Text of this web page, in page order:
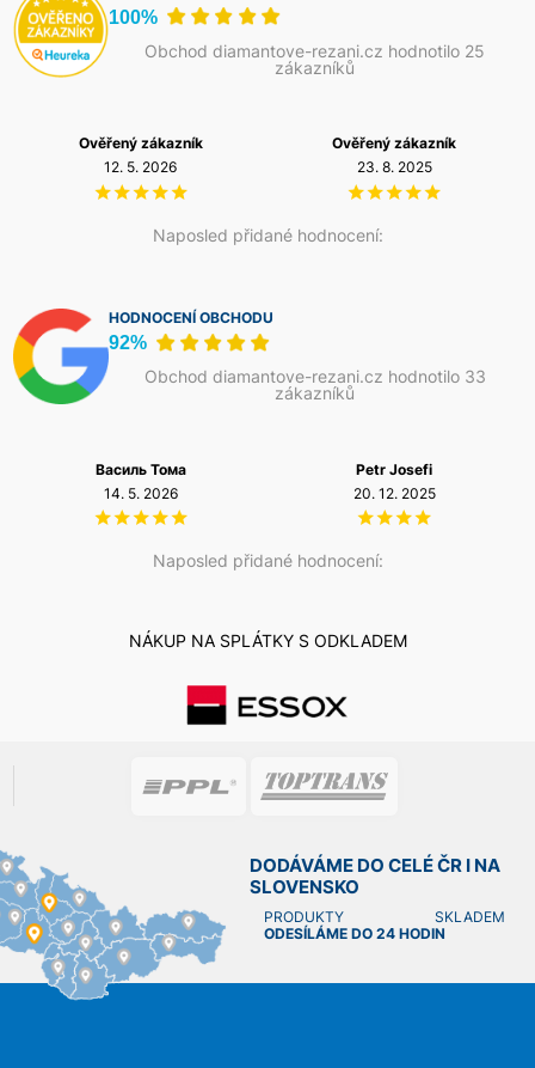
100%
Obchod diamantove-rezani.cz hodnotilo 25
zákazníků
Naposled přidané hodnocení:
Ověřený zákazník
12. 5. 2026
Ověřený zákazník
23. 8. 2025
HODNOCENÍ OBCHODU
92%
Obchod diamantove-rezani.cz hodnotilo 33
zákazníků
Naposled přidané hodnocení:
Василь Тома
14. 5. 2026
Petr Josefi
20. 12. 2025
NÁKUP NA SPLÁTKY S ODKLADEM
DODÁVÁME DO CELÉ ČR I NA
SLOVENSKO
PRODUKTY SKLADEM
ODESÍLÁME DO 24 HODIN